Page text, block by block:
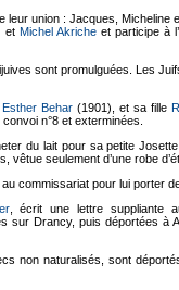
leur union : Jacques, Micheline
et Michel Akricheet participe à
sont promulguées. Les
Esther Behar (1901), et sa fille
n°8 et exterminées.
du lait pour sa petite
vêtue seulement d’une robe
au commissariat pour lui porter
, écrit une lettre suppliante
sur Drancy, puis déportées à
non naturalisés, sont